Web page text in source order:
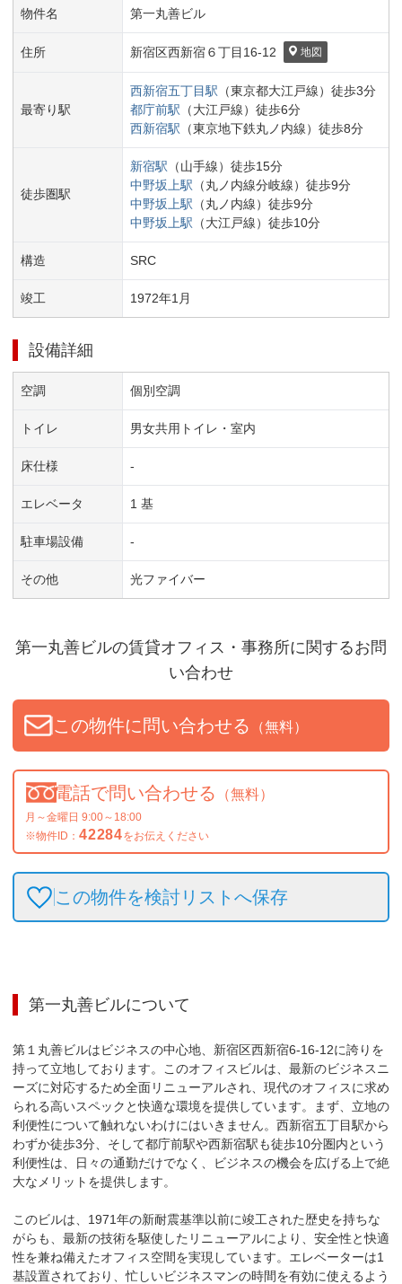
物件名 第一丸善ビル
住所 新宿区西新宿６丁目 16-12 地図
最寄り駅
西新宿五丁目駅 （東京都大江戸線） 徒歩3分
都庁前駅 （大江戸線） 徒歩6分
西新宿駅 （東京地下鉄丸ノ内線） 徒歩8分
徒歩圏駅
新宿駅 （山手線） 徒歩15分
中野坂上駅 （丸ノ内線分岐線） 徒歩9分
中野坂上駅 （丸ノ内線） 徒歩9分
中野坂上駅 （大江戸線） 徒歩10分
構造 SRC
竣工 1972年1 月
設備詳細
空調 個別空調
トイレ 男女共用トイレ・室内
床仕様 -
エレベータ 1 基
駐車場設備 -
その他 光ファイバー
第一丸善ビルの賃貸オフィス・事務所に関するお問
い合わせ
この物件に問い合わせる （無料）
電話で問い合わせる （無料）
月～金曜日 9:00～18:00
※物件ID： 42284をお伝えください
この物件を検討リストへ保存
第一丸善ビルについて
第１丸善ビルはビジネスの中心地、新宿区西新宿6-16-12に誇りを
持って立地しております。このオフィスビルは、最新のビジネスニ
ーズに対応するため全面リニューアルされ、現代のオフィスに求め
られる高いスペックと快適な環境を提供しています。まず、立地の
利便性について触れないわけにはいきません。西新宿五丁目駅から
わずか徒歩3分、そして都庁前駅や西新宿駅も徒歩10分圏内という
利便性は、日々の通勤だけでなく、ビジネスの機会を広げる上で絶
大なメリットを提供します。
このビルは、1971年の新耐震基準以前に竣工された歴史を持ちな
がらも、最新の技術を駆使したリニューアルにより、安全性と快適
性を兼ね備えたオフィス空間を実現しています。エレベーターは1
基設置されており、忙しいビジネスマンの時間を有効に使えるよう